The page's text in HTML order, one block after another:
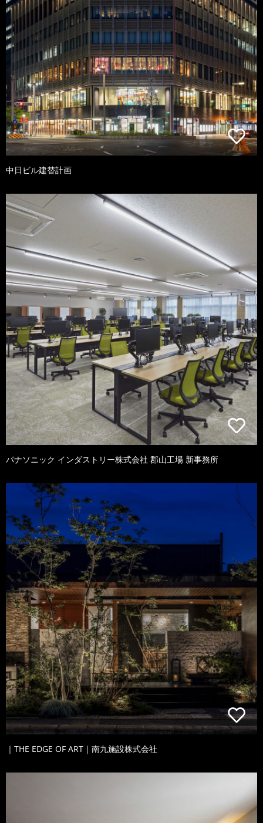
中日ビル建替計画
パナソニック インダストリー株式会社 郡山工場 新事務所
｜THE EDGE OF ART｜南九施設株式会社